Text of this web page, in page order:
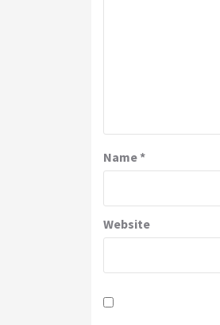
Name*
Website